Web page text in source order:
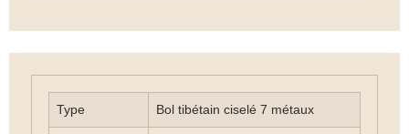
Type Bol tibétain ciselé 7 métaux